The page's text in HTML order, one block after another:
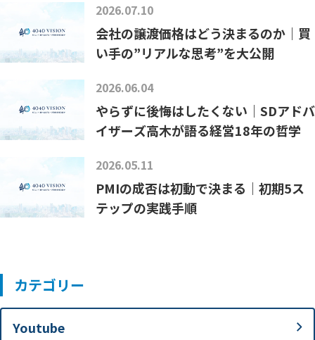
2026.07.10
会社の譲渡価格はどう決まるのか｜買
い手の”リアルな思考”を大公開
2026.06.04
やらずに後悔はしたくない｜SDアドバ
イザーズ高木が語る経営18年の哲学
2026.05.11
PMIの成否は初動で決まる｜初期5ス
テップの実践手順
カテゴリー
Youtube